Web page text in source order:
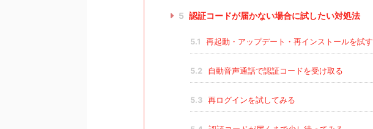
5 認証コードが届かない場合に試したい対処法
5.1 再起動・アップデート・再インストールを試す
5.2 自動音声通話で認証コードを受け取る
5.3 再ログインを試してみる